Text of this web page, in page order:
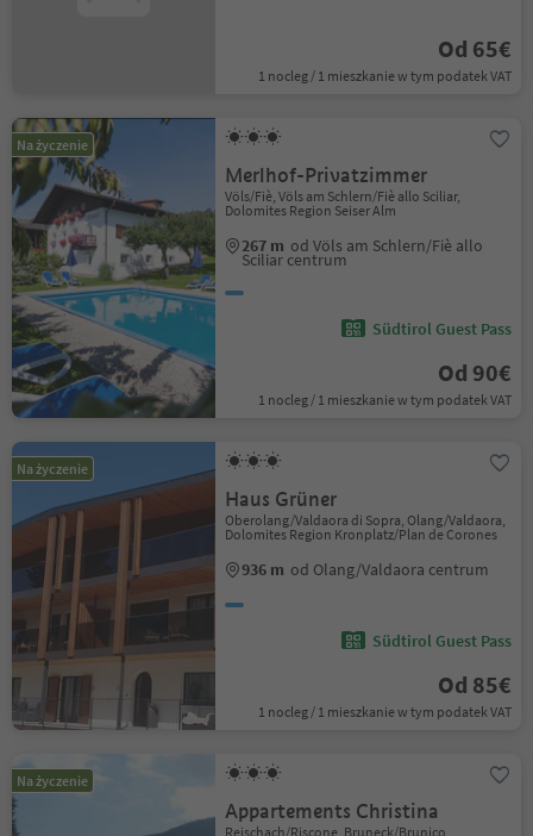
Od 65€
1 nocleg / 1 mieszkanie w tym podatek VAT
Na życzenie
Merlhof-Privatzimmer
Völs/Fiè, Völs am Schlern/Fiè allo Sciliar,
Dolomites Region Seiser Alm
267 m od Völs am Schlern/Fiè allo
Sciliar centrum
Südtirol Guest Pass
Od 90€
1 nocleg / 1 mieszkanie w tym podatek VAT
Na życzenie
Haus Grüner
Oberolang/Valdaora di Sopra, Olang/Valdaora,
Dolomites Region Kronplatz/Plan de Corones
936 m od Olang/Valdaora centrum
Südtirol Guest Pass
Od 85€
1 nocleg / 1 mieszkanie w tym podatek VAT
Na życzenie
Appartements Christina
Reischach/Riscone, Bruneck/Brunico,